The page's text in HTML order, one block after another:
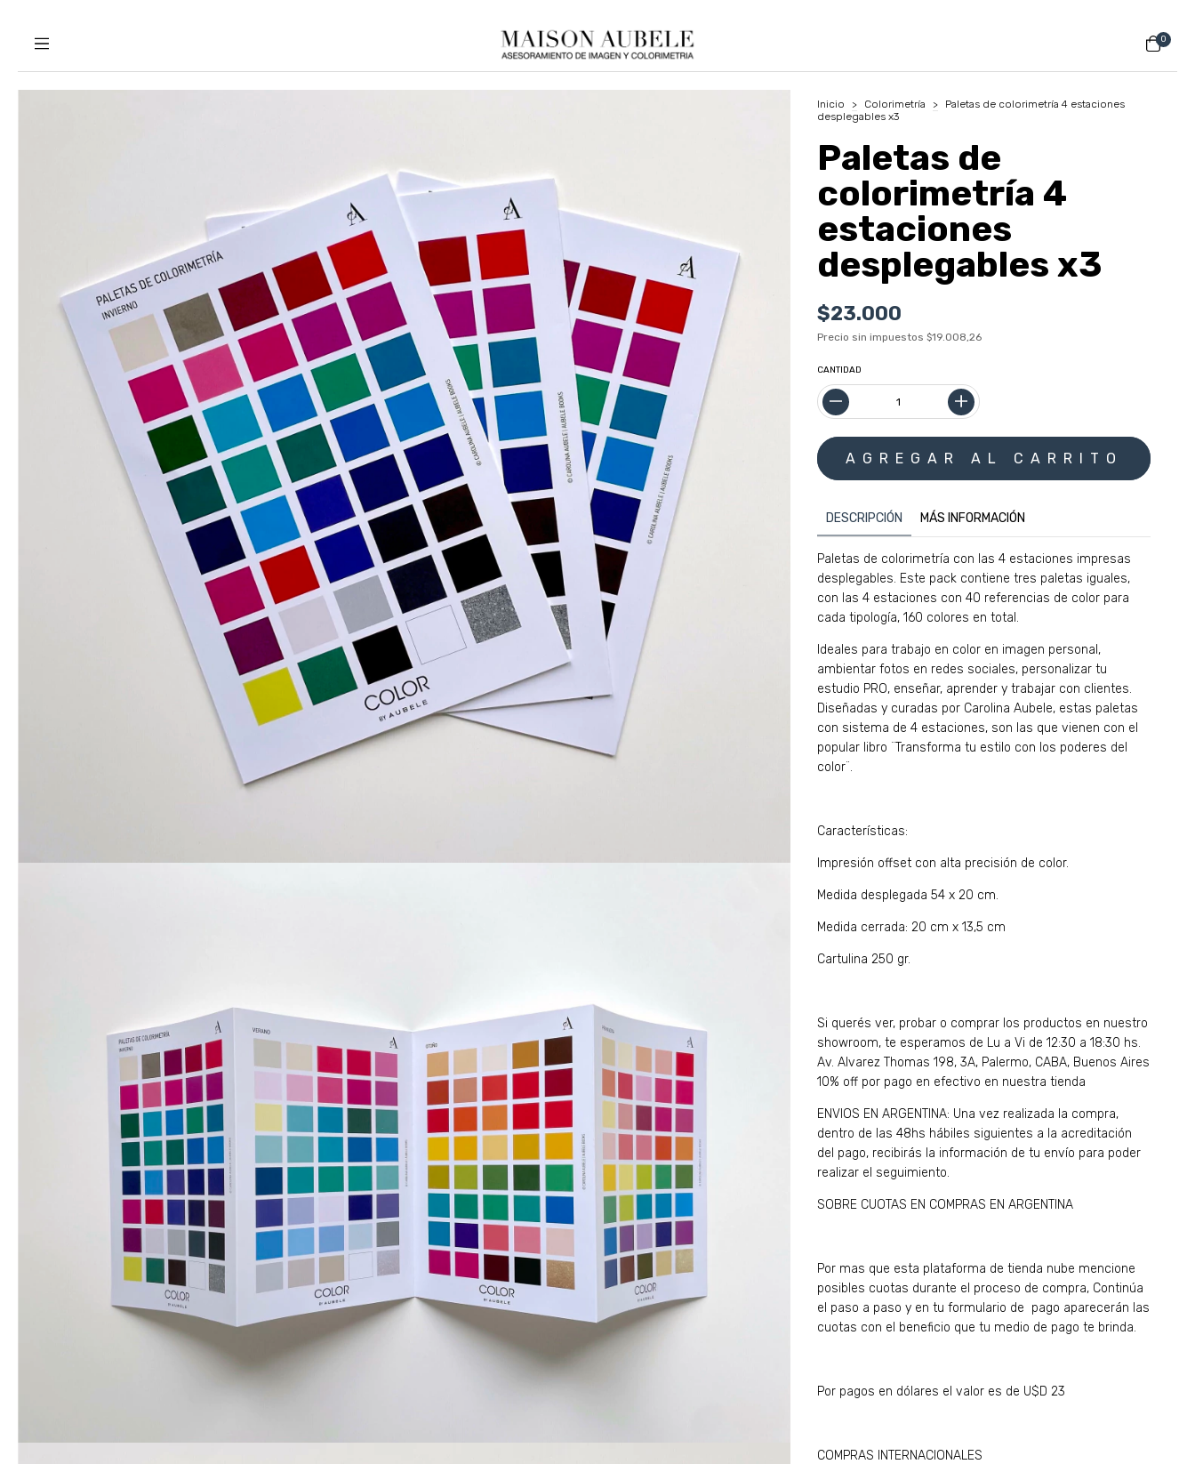
0
Inicio > Colorimetría >
Paletas de colorimetría 4 estaciones
desplegables x3
Paletas de
colorimetría 4
estaciones
desplegables x3
$23.000
Precio sin impuestos$19.008,26
CANTIDAD
DESCRIPCIÓN MÁS INFORMACIÓN
Paletas de colorimetría con las 4 estaciones impresas
desplegables. Este pack contiene tres paletas iguales,
con las 4 estaciones con 40 referencias de color para
cada tipología, 160 colores en total.
Ideales para trabajo en color en imagen personal,
ambientar fotos en redes sociales, personalizar tu
estudio PRO, enseñar, aprender y trabajar con clientes.
Diseñadas y curadas por Carolina Aubele, estas paletas
con sistema de 4 estaciones, son las que vienen con el
popular libro ¨Transforma tu estilo con los poderes del
color¨.
Características:
Impresión offset con alta precisión de color.
Medida desplegada 54 x 20 cm.
Medida cerrada: 20 cm x 13,5 cm
Cartulina 250 gr.
Si querés ver, probar o comprar los productos en nuestro
showroom, te esperamos de Lu a Vi de 12:30 a 18:30 hs.
Av. Alvarez Thomas 198, 3A, Palermo, CABA, Buenos Aires
10% off por pago en efectivo en nuestra tienda
ENVIOS EN ARGENTINA: Una vez realizada la compra,
dentro de las 48hs hábiles siguientes a la acreditación
del pago, recibirás la información de tu envío para poder
realizar el seguimiento.
SOBRE CUOTAS EN COMPRAS EN ARGENTINA
Por mas que esta plataforma de tienda nube mencione
posibles cuotas durante el proceso de compra, Continúa
el paso a paso y en tu formulario de pago aparecerán las
cuotas con el beneficio que tu medio de pago te brinda.
Por pagos en dólares el valor es de U$D 23
COMPRAS INTERNACIONALES